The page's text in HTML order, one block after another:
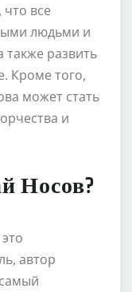
все
людьми и
также развить
Кроме того,
может стать
и
Носов?
автор